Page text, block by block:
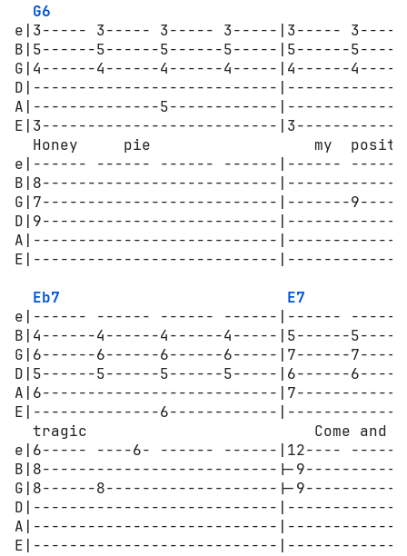
G6
e|3----- 3----- 3----- 3-----|3-----
B|5------5------5------5-----|5------
G|4------4------4------4-----|4------
D|---------------------------
A|--------------5------------
E|3--------------------------
Honey     pie                  my
e|------ ------ ------ ------|------
B|8--------------------------
G|7--------------------------|-------
D|9--------------------------
A|---------------------------
E|---------------------------
Eb7
E7
e|------ ------ ------ ------|------
B|4------4------4------4-----|5------
G|6------6------6------6-----|7------
D|5------5------5------5-----|6------
A|6--------------------------
E|--------------6------------
tragic                         Come and
e|6----- ----6- ------ ------|12----
B|8--------------------------|-
G|8------8-------------------|-
D|---------------------------
A|---------------------------
E|---------------------------